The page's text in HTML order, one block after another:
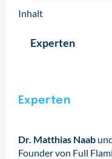
Inhalt
Experten
Experten
Dr. Matthias Naab
Founder von Full